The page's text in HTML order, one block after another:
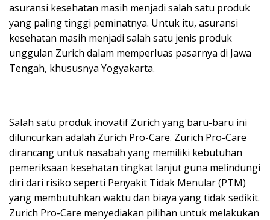
asuransi kesehatan masih menjadi salah satu produk
yang paling tinggi peminatnya. Untuk itu, asuransi
kesehatan masih menjadi salah satu jenis produk
unggulan Zurich dalam memperluas pasarnya di Jawa
Tengah, khususnya Yogyakarta.
Salah satu produk inovatif Zurich yang baru-baru ini
diluncurkan adalah Zurich Pro-Care. Zurich Pro-Care
dirancang untuk nasabah yang memiliki kebutuhan
pemeriksaan kesehatan tingkat lanjut guna melindungi
diri dari risiko seperti Penyakit Tidak Menular (PTM)
yang membutuhkan waktu dan biaya yang tidak sedikit.
Zurich Pro-Care menyediakan pilihan untuk melakukan